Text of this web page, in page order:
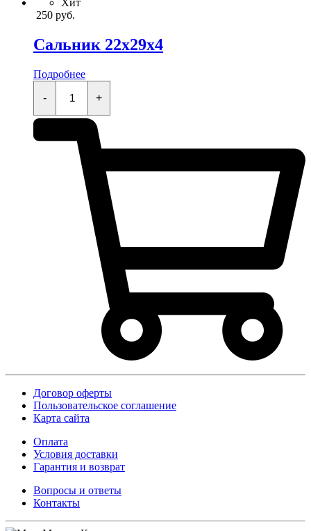
Хит
250 руб.
Сальник 22x29x4
Подробнее
-
22x29x4 +
Договор оферты
Пользовательское соглашение
Карта сайта
Оплата
Условия доставки
Гарантия и возврат
Вопросы и ответы
Контакты